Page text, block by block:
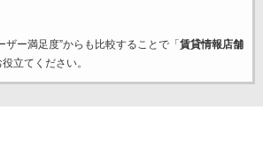
ザー満足度”からも比較することで「 賃貸情報店舗
立てください。